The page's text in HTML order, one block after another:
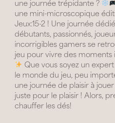
une journée trépidante ?
une mini-microscopique
Jeux:15-2 ! Une journée
débutants, passionnés,
incorrigibles gamers se
jeu pour vivre des moments
Que vous soyez un
le monde du jeu, peu
une journée de plaisir à
juste pour le plaisir ! Alors,
chauffer les dés!